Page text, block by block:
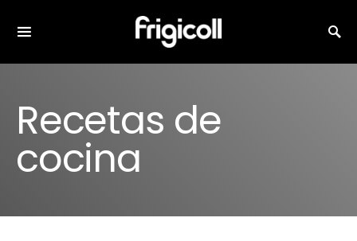
Recetas de
cocina